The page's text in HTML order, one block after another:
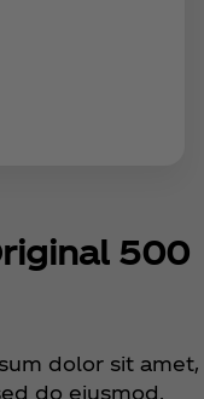
500
dolor sit amet,
do eiusmod.